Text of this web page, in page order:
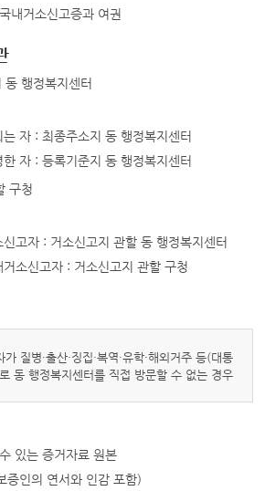
내거소신고증과 여권
동 행정복지센터
자 : 최종주소지 동 행정복지센터
자 : 등록기준지 동 행정복지센터
구청
고자 : 거소신고지 관할 동 행정복지센터
소신고자 : 거소신고지 관할 구청
질병·출산·징집·복역·유학·해외거주 등(대통
동 행정복지센터를 직접 방문할 수 없는 경우
있는 증거자료 원본
증인의 연서와 인감 포함)